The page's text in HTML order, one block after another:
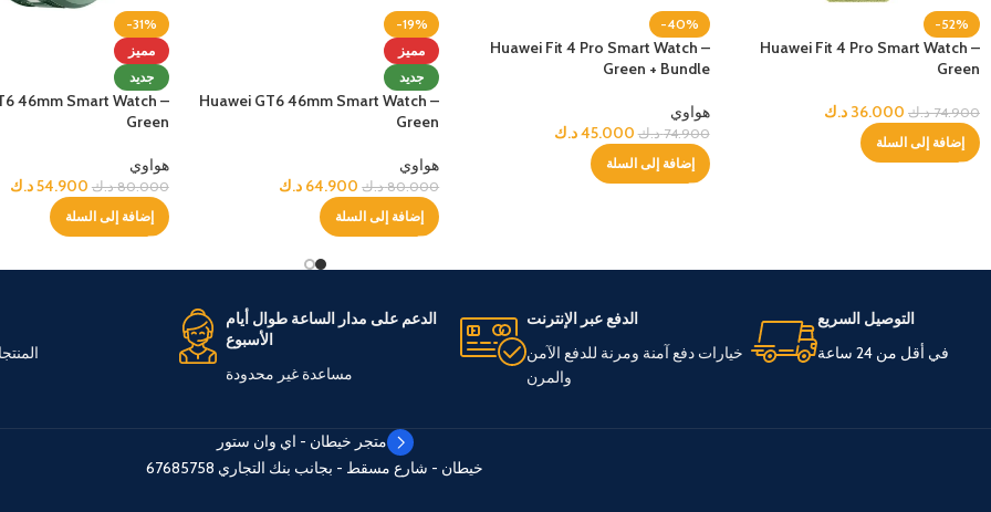
-52%
Huawei Fit 4 Pro Smart Watch –
Green
74.900 د.ك 36.000 د.ك
إضافة إلى السلة
-40%
Huawei Fit 4 Pro Smart Watch –
Green + Bundle
هواوي
74.900 د.ك 45.000د.ك
إضافة إلى السلة
-19%
مميز
جديد
Huawei GT6 46mm Smart Watch –
Green
هواوي
80.000 د.ك 64.900 د.ك
إضافة إلى السلة
-31%
مميز
جديد
46mm Smart Watch –
Green
هواوي
80.000 د.ك 54.900د.ك
إضافة إلى السلة
التوصيل السريع
في أقل من 24 ساعة
الدفع عبر الإنترنت
خيارات دفع آمنة ومرنة للدفع الآمن
والمرن
الدعم على مدار الساعة طوال أيام
الأسبوع
مساعدة غير محدودة
متجر خيطان - اي وان ستور
خيطان - شارع مسقط - بجانب بنك التجاري 67685758